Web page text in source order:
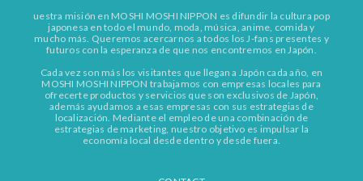
uestra misión en MOSHI MOSHI NIPPON es difundir la cultura pop
japonesa en todo el mundo, moda, música, anime, comida y
mucho más. Queremos acercarnos a todos los J-fans presentes y
futuros con la esperanza de que nos encontremos en Japón.
Cada vez son más los visitantes que llegan a Japón cada año, en
MOSHI MOSHI NIPPON trabajamos con empresas locales para
ofrecerte productos y servicios que son exclusivos de Japón,
además ayudamos a esas empresas con sus estrategias de
localización. Mediante el empleo de una combinación de
estrategias de marketing, nuestro objetivo es impulsar la
economía local desde dentro y desde fuera.